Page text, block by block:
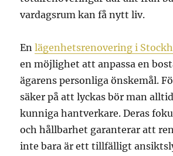
vardagsrum kan få nytt liv.
Enlägenhetsrenovering i
en möjlighet att anpassa en
ägarens personliga önskemål.
säker på att lyckas bör man
kunniga hantverkare. Deras
och hållbarhet garanterar att
inte bara är ett tillfälligt